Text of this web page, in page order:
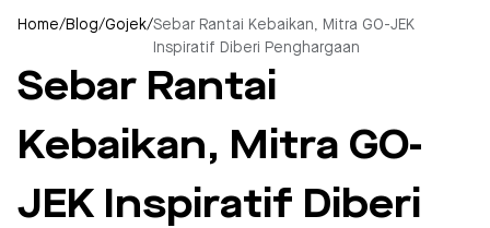
Home/Blog/Gojek/Sebar Rantai Kebaikan, Mitra GO-JEK
Inspiratif Diberi Penghargaan
Sebar Rantai
Kebaikan, Mitra GO-
JEK Inspiratif Diberi